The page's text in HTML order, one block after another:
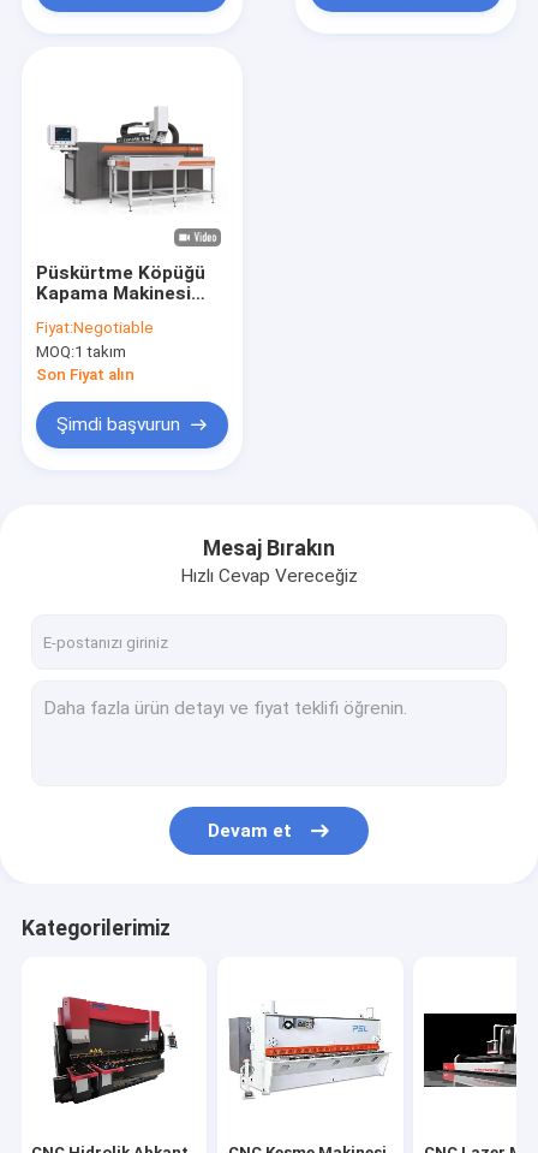
Püskürtme Köpüğü
Kapama Makinesi
Fiyat:Negotiable
MOQ:1 takım
Son Fiyat alın
Şimdi başvurun
Mesaj Bırakın
Hızlı Cevap Vereceğiz
Devam et
Kategorilerimiz